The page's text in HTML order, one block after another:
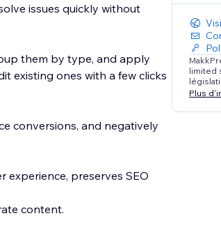
issues quickly without
them by type, and apply
existing ones with a few clicks
conversions, and negatively
experience, preserves SEO
content.
limited
Plus